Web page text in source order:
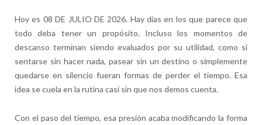
Hoy es 08 DE JULIO DE 2026. Hay días en los que parece que
todo deba tener un propósito. Incluso los momentos de
descanso terminan siendo evaluados por su utilidad, como si
sentarse sin hacer nada, pasear sin un destino o simplemente
quedarse en silencio fueran formas de perder el tiempo. Esa
idea se cuela en la rutina casi sin que nos demos cuenta.
Con el paso del tiempo, esa presión acaba modificando la forma